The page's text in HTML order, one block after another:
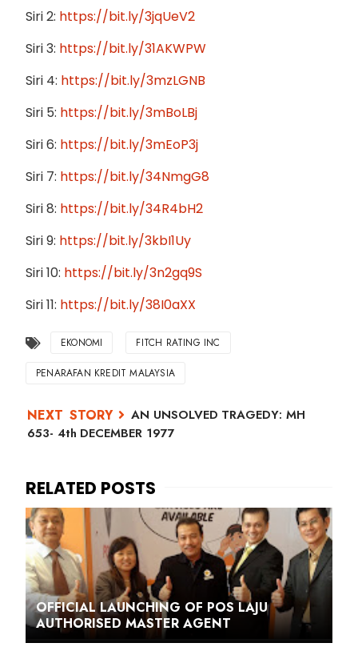
Siri 2: https://bit.ly/3jqUeV2
Siri 3: https://bit.ly/31AKWPW
Siri 4: https://bit.ly/3mzLGNB
Siri 5: https://bit.ly/3mBoLBj
Siri 6: https://bit.ly/3mEoP3j
Siri 7: https://bit.ly/34NmgG8
Siri 8: https://bit.ly/34R4bH2
Siri 9: https://bit.ly/3kbI1Uy
Siri 10: https://bit.ly/3n2gq9S
Siri 11: https://bit.ly/38I0aXX
EKONOMI FITCH RATING INC
PENARAFAN KREDIT MALAYSIA
AN UNSOLVED TRAGEDY: MH
653- 4th DECEMBER 1977
OFFICIAL LAUNCHING OF POS LAJU
AUTHORISED MASTER AGENT